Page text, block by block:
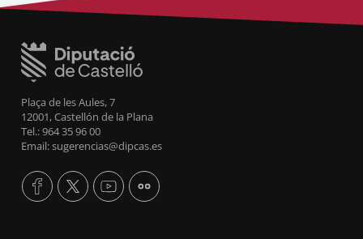
Plaça de les Aules, 7
12001, Castellón de la Plana
Tel.: 964 35 96 00
Email: sugerencias@dipcas.es